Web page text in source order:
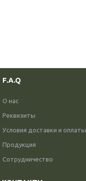
F.A.Q
О нас
Реквизиты
Условия доставки и оплаты
Продукция
Сотрудничество